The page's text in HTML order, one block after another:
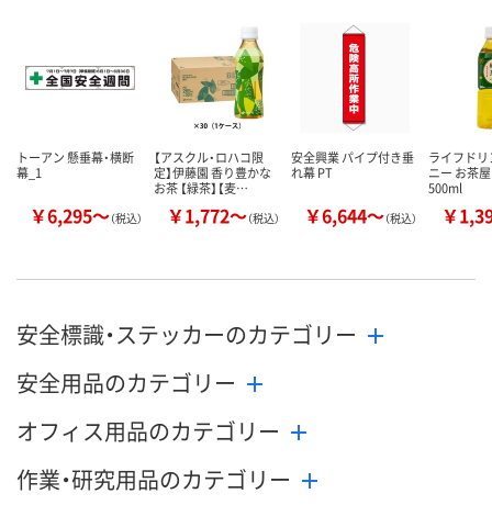
トーアン 懸垂幕・横断
幕_1
￥6,295～（税込）
【アスクル・ロハコ限
定】伊藤園 香り豊かな
お茶 【緑茶】【麦…
￥1,772～（税込）
安全興業 パイプ付き垂
れ幕 PT
￥6,644～（税込）
ライフド
ニー お茶
500ml
￥
安全標識・ステッカーのカテゴリー
安全用品のカテゴリー
オフィス用品のカテゴリー
作業・研究用品のカテゴリー